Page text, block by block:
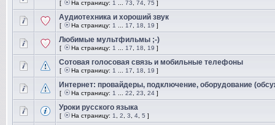
[ На страницу: 1 73 74 75 ]
Аудиотехника и хороший звук
[ На страницу: 1 17 18 19 ]
Любимые мультфильмы ;-)
[ На страницу: 1 17 18 19 ]
Сотовая голосовая связь и мобильные телефоны
[ На страницу: 1 17 18 19 ]
Интернет: провайдеры, подключение, оборудование
[ На страницу: 1 22 23 24 ]
Уроки русского языка
[ На страницу: 1 2 3 4 5 ]